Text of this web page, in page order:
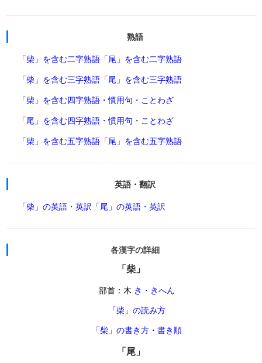
熟語
「柴」を含む二字熟語 「尾」を含む二字熟語
「柴」を含む三字熟語 「尾」を含む三字熟語
「柴」を含む四字熟語・慣用句・ことわざ
「尾」を含む四字熟語・慣用句・ことわざ
「柴」を含む五字熟語 「尾」を含む五字熟語
英語・翻訳
「柴」の英語・英訳 「尾」の英語・英訳
各漢字の詳細
「柴」
部首：木 き・きへん
「柴」の読み方
「柴」の書き方・書き順
「尾」